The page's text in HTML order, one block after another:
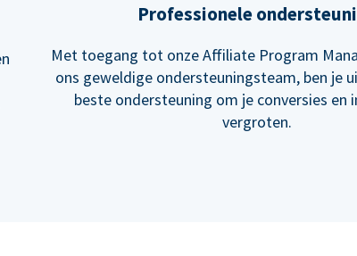
Professionele
Met toegang tot onze Affiliate Program
ons geweldige ondersteuningsteam, ben je
beste ondersteuning om je conversies en
vergroten.